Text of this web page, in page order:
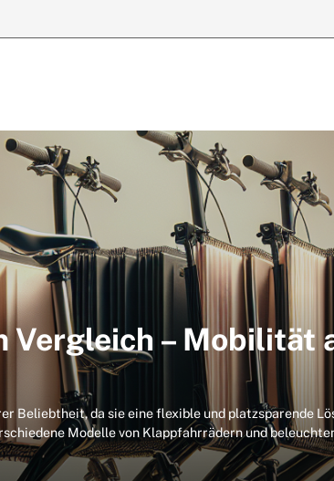
Vergleich – Mobilität
Beliebtheit, da sie eine flexible und platzsparende
Modelle von Klappfahrrädern und